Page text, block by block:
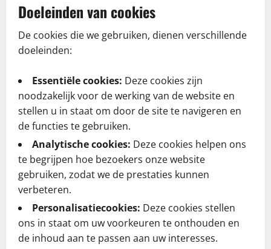
Doeleinden van cookies
De cookies die we gebruiken, dienen verschillende
doeleinden:
Essentiële cookies: Deze cookies zijn
noodzakelijk voor de werking van de website en
stellen u in staat om door de site te navigeren en
de functies te gebruiken.
Analytische cookies: Deze cookies helpen ons
te begrijpen hoe bezoekers onze website
gebruiken, zodat we de prestaties kunnen
verbeteren.
Personalisatiecookies: Deze cookies stellen
ons in staat om uw voorkeuren te onthouden en
de inhoud aan te passen aan uw interesses.